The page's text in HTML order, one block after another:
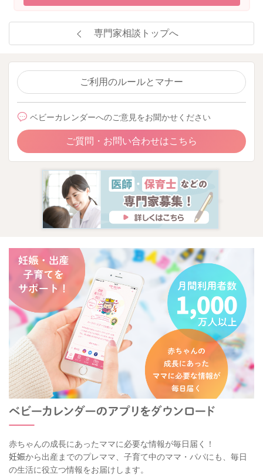
専門家相談トップへ
ご利用のルールとマナー
ベビーカレンダーへのご意見をお聞かせください
ご質問・お問い合わせはこちら
赤ちゃんの成長にあったママに必要な情報が毎日届く！
妊娠から出産までのプレママ、子育て中のママ・パパにも、毎日
の生活に役立つ情報をお届けします。